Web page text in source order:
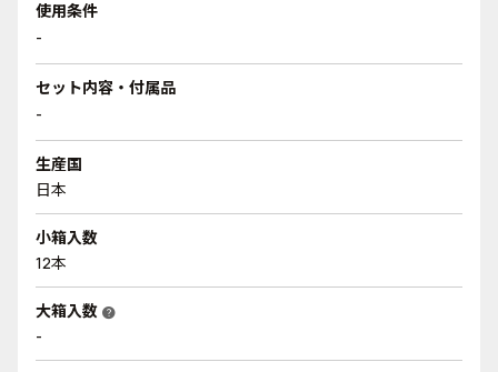
使用条件
-
セット内容・付属品
-
生産国
日本
小箱入数
12本
大箱入数 help
-